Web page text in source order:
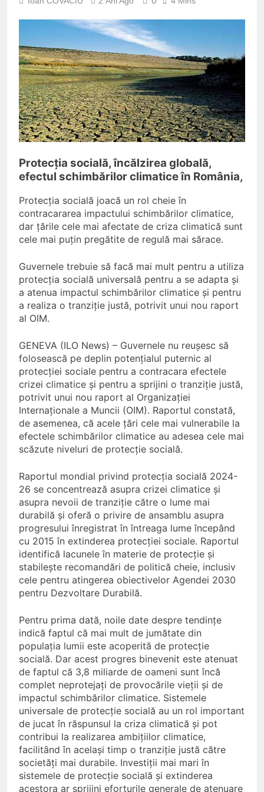
O Lună Ago
Ajutoare pentru pensionari in
2026;
O Lună Ago
Pensionarii români care
continuă să muncească;
O Lună Ago
Pensii diminuate cu 85% pentru
aceste categorii de pensionari
6 Luni Ago
Romania din nou la
EUROVISION
9 Luni Ago
Protecţia socială, încălzirea globală,
efectul schimbărilor climatice în România,
Protecția socială joacă un rol cheie în
contracararea impactului schimbărilor climatice,
dar țările cele mai afectate de criza climatică sunt
cele mai puțin pregătite de regulă mai sărace.
Guvernele trebuie să facă mai mult pentru a utiliza
protecția socială universală pentru a se adapta și
a atenua impactul schimbărilor climatice și pentru
a realiza o tranziție justă, potrivit unui nou raport
al OIM.
GENEVA (ILO News) – Guvernele nu reușesc să
folosească pe deplin potențialul puternic al
protecției sociale pentru a contracara efectele
crizei climatice și pentru a sprijini o tranziție justă,
potrivit unui nou raport al Organizației
Internaționale a Muncii (OIM). Raportul constată,
de asemenea, că acele țări cele mai vulnerabile la
efectele schimbărilor climatice au adesea cele mai
scăzute niveluri de protecție socială.
Raportul mondial privind protecția socială 2024-
26 se concentrează asupra crizei climatice și
asupra nevoii de tranziție către o lume mai
durabilă și oferă o privire de ansamblu asupra
progresului înregistrat în întreaga lume începând
cu 2015 în extinderea protecției sociale. Raportul
identifică lacunele în materie de protecție și
stabilește recomandări de politică cheie, inclusiv
cele pentru atingerea obiectivelor Agendei 2030
pentru Dezvoltare Durabilă.
Pentru prima dată, noile date despre tendințe
indică faptul că mai mult de jumătate din
populația lumii este acoperită de protecție
socială. Dar acest progres binevenit este atenuat
de faptul că 3,8 miliarde de oameni sunt încă
complet neprotejați de provocările vieții și de
impactul schimbărilor climatice. Sistemele
universale de protecție socială au un rol important
de jucat în răspunsul la criza climatică și pot
contribui la realizarea ambițiilor climatice,
facilitând în același timp o tranziție justă către
societăți mai durabile. Investiții mai mari în
sistemele de protecție socială și extinderea
acestora ar sprijini eforturile generale de atenuare